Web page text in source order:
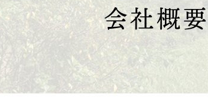
会社概要